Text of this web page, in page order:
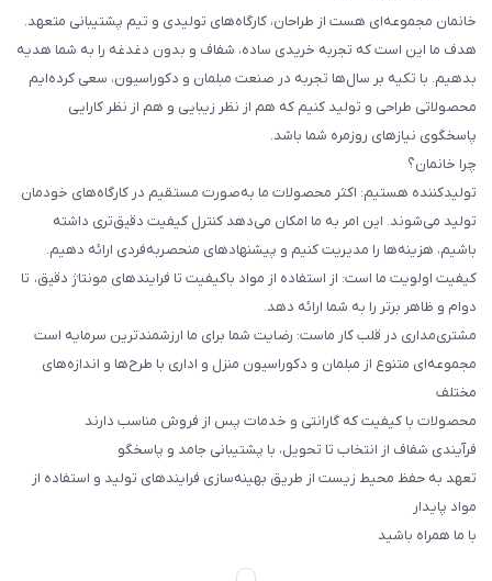
خانمان مجموعه‌ای هست از طراحان، کارگاه‌های تولیدی و تیم پشتیبانی متعهد.
هدف ما این است که تجربه خریدی ساده، شفاف و بدون دغدغه را به شما هدیه
بدهیم. با تکیه بر سال‌ها تجربه در صنعت مبلمان و دکوراسیون، سعی کرده‌ایم
محصولاتی طراحی و تولید کنیم که هم از نظر زیبایی و هم از نظر کارایی
پاسخگوی نیازهای روزمره شما باشد.
چرا خانمان؟
تولیدکننده هستیم: اکثر محصولات ما به‌صورت مستقیم در کارگاه‌های خودمان
تولید می‌شوند. این امر به ما امکان می‌دهد کنترل کیفیت دقیق‌تری داشته
باشیم، هزینه‌ها را مدیریت کنیم و پیشنهادهای منحصربه‌فردی ارائه دهیم.
کیفیت اولویت ما است: از استفاده از مواد باکیفیت تا فرایندهای مونتاژ دقیق، تا
دوام و ظاهر برتر را به شما ارائه دهد.
مشتری‌مداری در قلب کار ماست: رضایت شما برای ما ارزشمندترین سرمایه است
مجموعه‌ای متنوع از مبلمان و دکوراسیون منزل و اداری با طرح‌ها و اندازه‌های
مختلف
محصولات با کیفیت که گارانتی و خدمات پس از فروش مناسب دارند
فرآیندی شفاف از انتخاب تا تحویل، با پشتیبانی جامد و پاسخگو
تعهد به حفظ محیط زیست از طریق بهینه‌سازی فرایندهای تولید و استفاده از
مواد پایدار
با ما همراه باشید